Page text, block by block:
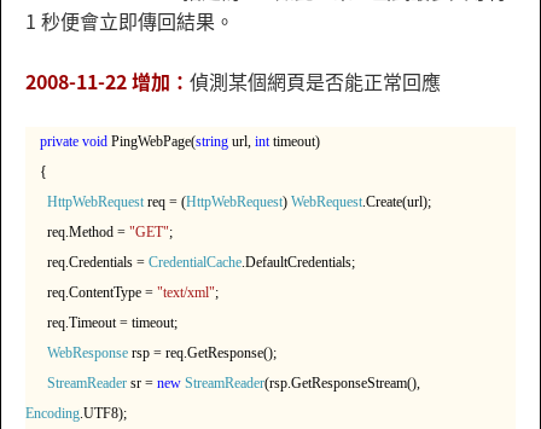
1 秒便會立即傳回結果。
2008-11-22 增加： 偵測某個網頁是否能正常回應
private void PingWebPage(string url, inttimeout)
{
HttpWebRequestreq = (HttpWebRequest) WebRequest.Create(url);
req.Method = "GET";
req.Credentials = CredentialCache.DefaultCredentials;
req.ContentType = "text/xml";
req.Timeout = timeout;
WebResponse rsp = req.GetResponse();
StreamReader sr = new StreamReader(rsp.GetResponseStream(),
Encoding.UTF8);